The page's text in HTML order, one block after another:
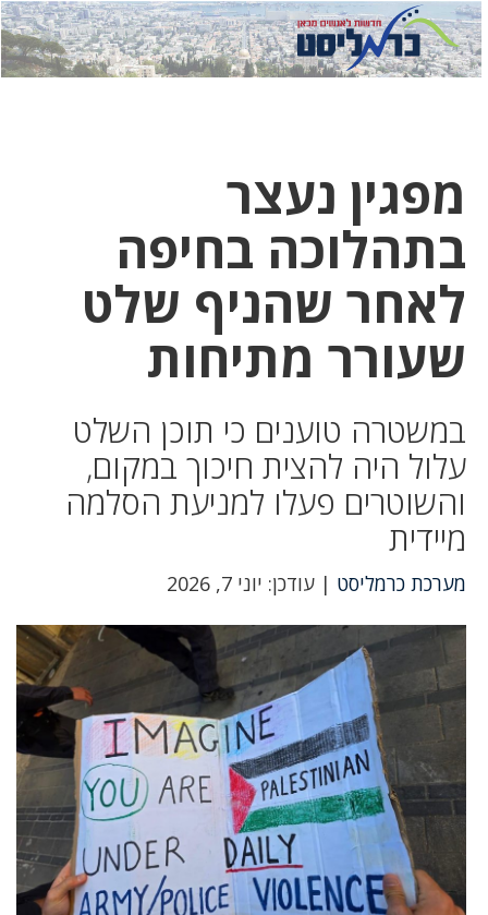
לחץ
כאן
לחץ
כדי
מפגין נעצר
בתהלוכה בחיפה
לאחר שהניף שלט
שעורר מתיחות
במשטרה טוענים כי תוכן השלט
עלול היה להצית חיכוך במקום,
והשוטרים פעלו למניעת הסלמה
מיידית
מערכת כרמליסט | עודכן: יוני 7, 2026